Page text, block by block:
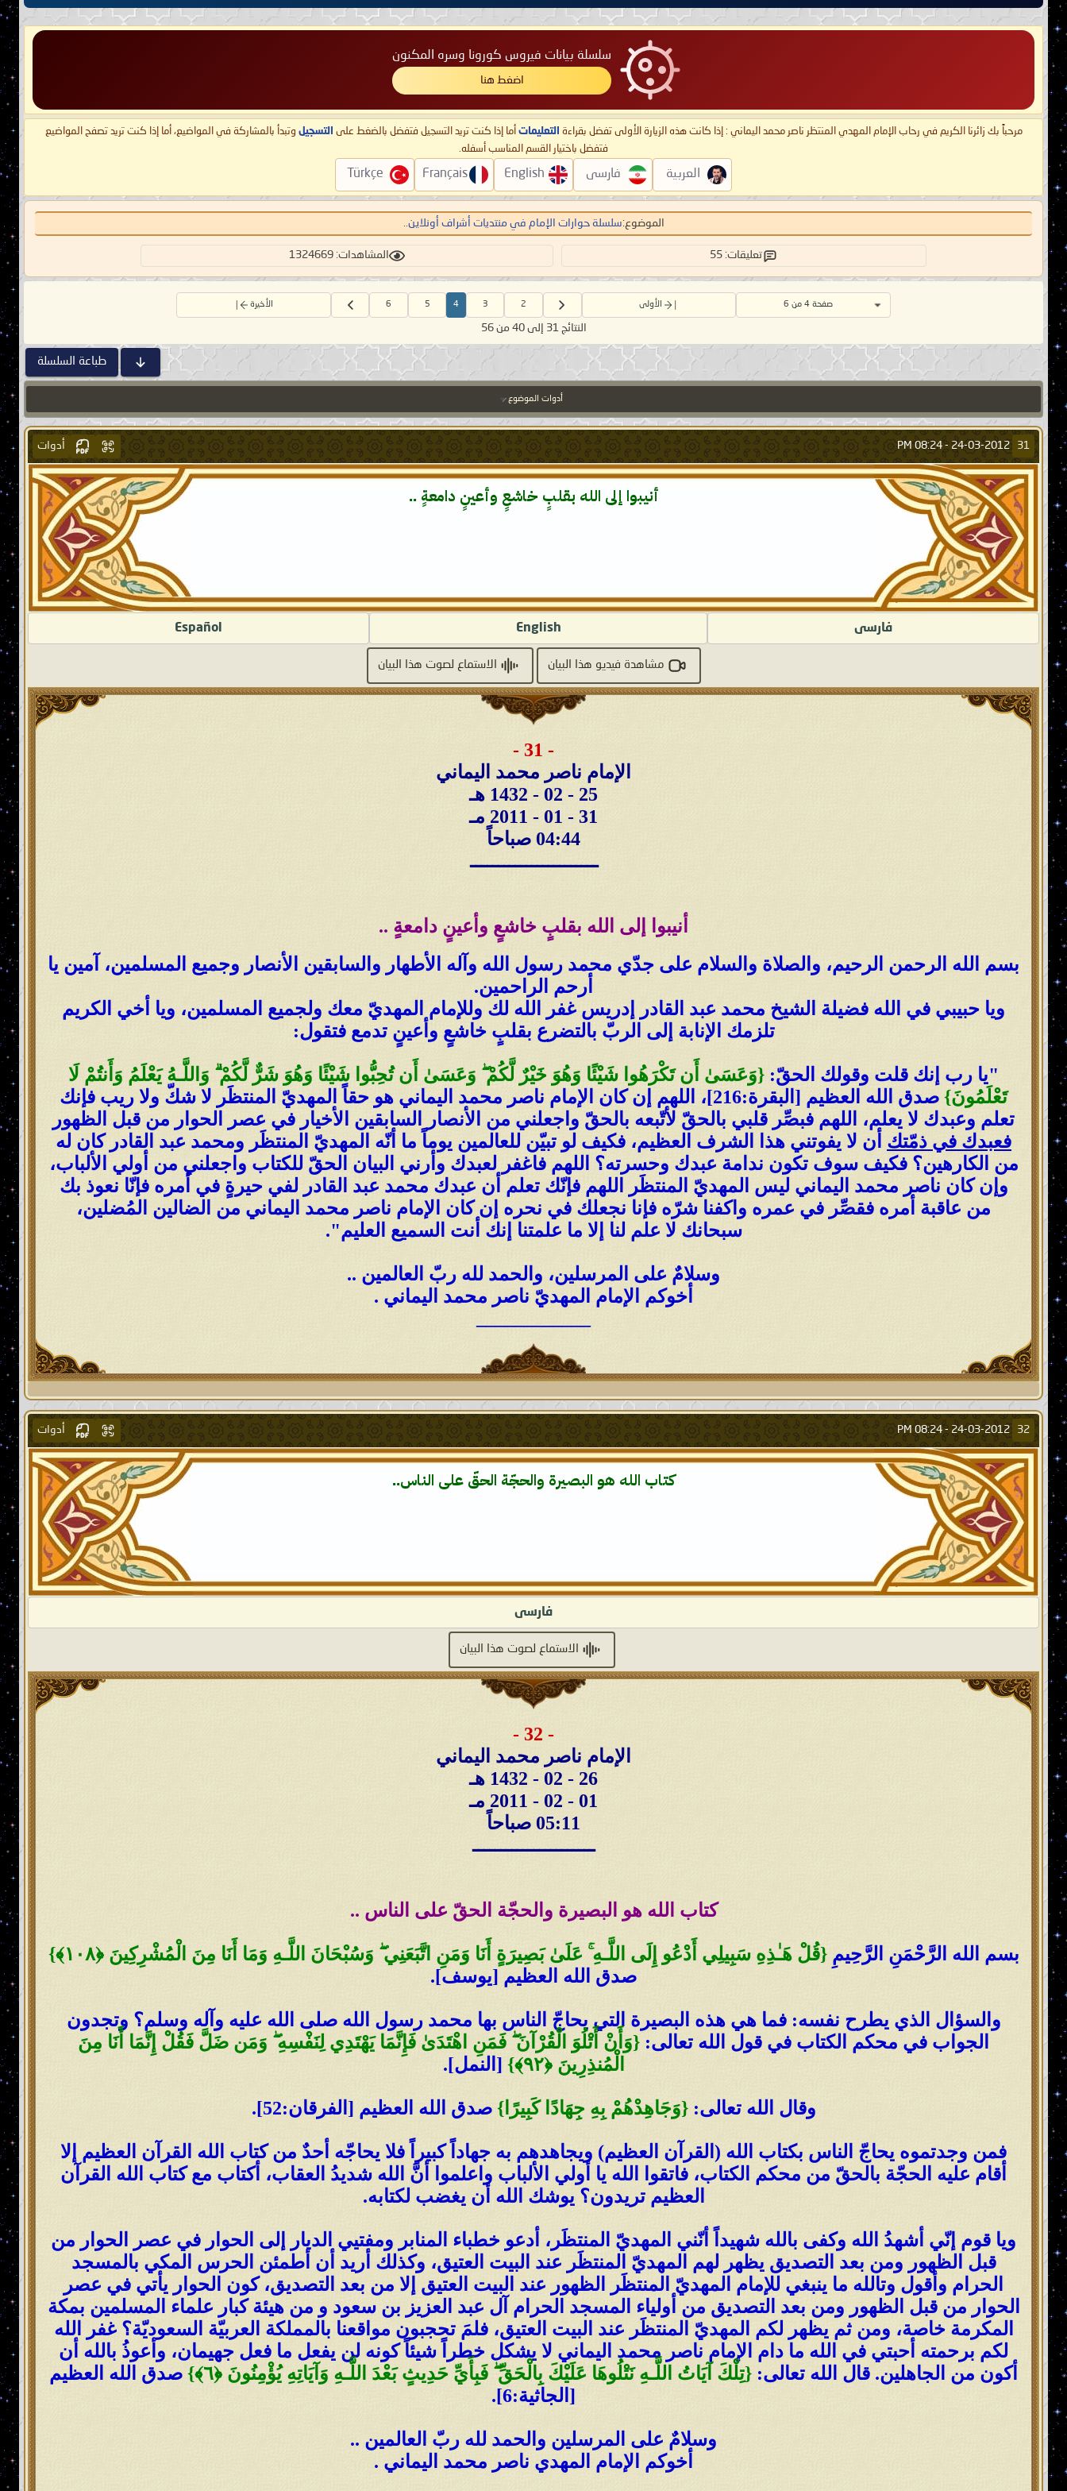
سلسلة بيانات فيروس كورونا وسره المكنون
اضغط هنا
مرحباً بك زائرنا الكريم في رحاب الإمام المهدي المنتظر ناصر محمد اليماني : إذا كانت هذه الزيارة الأولى تفضل بقراءة التعليمات أما إذا كنت تريد التسجيل فتفضل بالضغط على التسجيل وتبدأ بالمشاركة في المواضيع، أما إذا كنت تريد تصفح المواضيع
فتفضل باختيار القسم المناسب أسفله.
العربية فارسی English
Français
Türkçe
الموضوع:سلسلة حوارات الإمام في منتديات أشراف أونلاين..
تعليقات: 55 المشاهدات: 1324669
صفحة 4 من 6 الأولى 2
3
4
5
6 الأخيرة
النتائج 31 إلى 40 من 56
طباعة السلسلة
أدوات الموضوع
31
24-03-2012 -
08:24 PM أدوات
أنيبوا إلى الله بقلبٍ خاشعٍ وأعينٍ دامعةٍ ..
فارسى English
Español
مشاهدة فيديو هذا البيان الاستماع لصوت هذا البيان
- 31 -
الإمام ناصر محمد اليماني
25 - 02 - 1432 هـ
31 - 01 - 2011 مـ
04:44 صباحاً
ـــــــــــــــــــــــ
أنيبوا إلى الله بقلبٍ خاشعٍ وأعينٍ دامعةٍ ..
بسم الله الرحمن الرحيم، والصلاة والسلام على جدّي محمد رسول الله وآله الأطهار والسابقين الأنصار وجميع المسلمين، آمين يا
أرحم الراحمين.
ويا حبيبي في الله فضيلة الشيخ محمد عبد القادر إدريس غفر الله لك وللإمام المهديّ معك ولجميع المسلمين، ويا أخي الكريم
تلزمك الإنابة إلى الربّ بالتضرع بقلبٍ خاشعٍ وأعينٍ تدمع فتقول:
"يا رب إنك قلت وقولك الحقّ: {وَعَسَىٰ أَن تَكْرَهُوا شَيْئًا وَهُوَ خَيْرٌ لَّكُمْۖ وَعَسَىٰ أَن تُحِبُّوا شَيْئًا وَهُوَ شَرٌّ لَّكُمْۗ وَاللَّـهُ يَعْلَمُ وَأَنتُمْ لَا
تَعْلَمُونَ}
صدق الله العظيم [البقرة:216]، اللهم إن كان الإمام ناصر محمد اليماني هو حقاً المهديّ المنتظَر لا شكّ ولا ريب فإنك
تعلم وعبدك لا يعلم، اللهم فبصِّر قلبي بالحقّ لأتّبعه بالحقّ واجعلني من الأنصار السابقين الأخيار في عصر الحوار من قبل الظهور
فعبدك في ذمّتك أن لا يفوتني هذا الشرف العظيم، فكيف لو تبيّن للعالمين يوماً ما أنّه المهديّ المنتظَر ومحمد عبد القادر كان له
من الكارهين؟ فكيف سوف تكون ندامة عبدك وحسرته؟ اللهم فاغفر لعبدك وأرني البيان الحقّ للكتاب واجعلني من أولي الألباب،
وإن كان ناصر محمد اليماني ليس المهديّ المنتظَر اللهم فإنّك تعلم أن عبدك محمد عبد القادر لفي حيرةٍ في أمره فإنّا نعوذ بك
من عاقبة أمره فقصِّر في عمره واكفنا شرّه فإنا نجعلك في نحره إن كان الإمام ناصر محمد اليماني من الضالين المُضلين،
سبحانك لا علم لنا إلا ما علمتنا إنك أنت السميع العليم".
وسلامٌ على المرسلين، والحمد لله ربّ العالمين ..
أخوكم الإمام المهديّ ناصر محمد اليماني .
32
24-03-2012 -
08:24 PM أدوات
كتاب الله هو البصيرة والحجّة الحقّ على الناس..
فارسى
الاستماع لصوت هذا البيان
- 32 -
الإمام ناصر محمد اليماني
26 - 02 - 1432 هـ
01 - 02 - 2011 مـ
05:11 صباحاً
ــــــــــــــــــــــ
كتاب الله هو البصيرة والحجّة الحقّ على الناس ..
بسم الله الرَّحْمَنِ الرَّحِيمِ{قُلْ هَـٰذِهِ سَبِيلِي أَدْعُو إِلَى اللَّـهِۚ عَلَىٰ بَصِيرَةٍ أَنَا وَمَنِ اتَّبَعَنِيۖ وَسُبْحَانَ اللَّـهِ وَمَا أَنَا مِنَ الْمُشْرِكِينَ﴿١٠٨﴾}
صدق الله العظيم [يوسف].
والسؤال الذي يطرح نفسه: فما هي هذه البصيرة التي يحاجّ الناس بها محمد رسول الله صلى الله عليه وآله وسلم؟ وتجدون
الجواب في محكم الكتاب في قول الله تعالى: {وَأَنْ أَتْلُوَ الْقُرْآنَۖ فَمَنِ اهْتَدَىٰ فَإِنَّمَا يَهْتَدِي لِنَفْسِهِۖ وَمَن ضَلَّ فَقُلْ إِنَّمَا أَنَا مِنَ
الْمُنذِرِينَ﴿٩٢﴾} [النمل].
وقال الله تعالى: {وَجَاهِدْهُمْ بِهِ جِهَادًا كَبِيرًا}صدق الله العظيم [الفرقان:52].
فمن وجدتموه يحاجّ الناس بكتاب الله (القرآن العظيم) ويجاهدهم به جهاداً كبيراً فلا يحاجّه أحدٌ من كتاب الله القرآن العظيم إلا
أقام عليه الحجّة بالحقّ من محكم الكتاب، فاتقوا الله يا أولي الألباب واعلموا أنَّ الله شديدُ العقاب، أكتاب مع كتاب الله القرآن
العظيم تريدون؟ يوشك الله أن يغضب لكتابه.
ويا قوم إنّي أشهدُ الله وكفى بالله شهيداً أنّني المهديّ المنتظَر، أدعو خطباء المنابر ومفتيي الديار إلى الحوار في عصر الحوار من
قبل الظهور ومن بعد التصديق يظهر لهم المهديّ المنتظَر عند البيت العتيق، وكذلك أريد أن أطمئن الحرس المكي بالمسجد
الحرام وأقول وتالله ما ينبغي للإمام المهديّ المنتظَر الظهور عند البيت العتيق إلا من بعد التصديق، كون الحوار يأتي في عصر
الحوار من قبل الظهور ومن بعد التصديق من أولياء المسجد الحرام آل عبد العزيز بن سعود و من هيئة كبار علماء المسلمين بمكة
المكرمة خاصة، ومن ثم يظهر لكم المهديّ المنتظَر عند البيت العتيق، فلمَ تحجبون مواقعنا بالمملكة العربيّة السعوديّة؟ غفر الله
لكم برحمته أحبتي في الله ما دام الإمام ناصر محمد اليماني لا يشكل خطراً شيئاً كونه لن يفعل ما فعل جهيمان، وأعوذُ بالله أن
أكون من الجاهلين. قال الله تعالى: {تِلْكَ آيَاتُ اللَّـهِ نَتْلُوهَا عَلَيْكَ بِالْحَقِّۖ فَبِأَيِّ حَدِيثٍ بَعْدَ اللَّـهِ وَآيَاتِهِ يُؤْمِنُونَ ﴿٦﴾} صدق الله العظيم
[الجاثية:6].
وسلامٌ على المرسلين والحمد لله ربّ العالمين ..
أخوكم الإمام المهدي ناصر محمد اليماني .